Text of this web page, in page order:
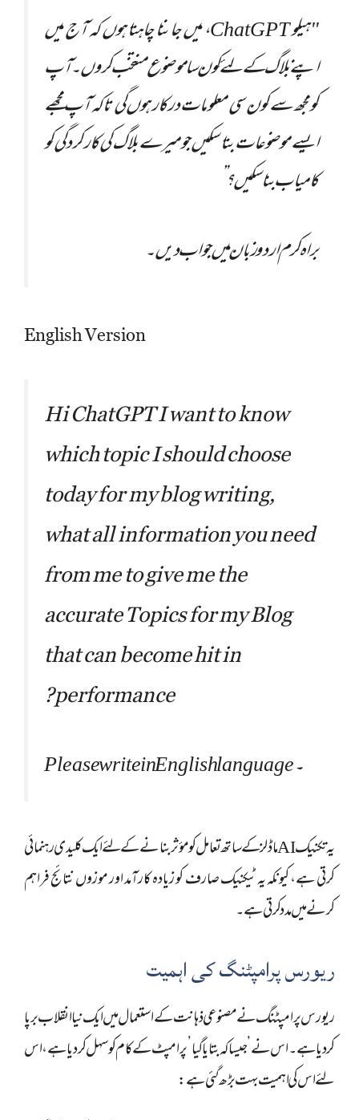
"ہیلو ChatGPT، میں جاننا چاہتا ہوں کہ آج میں
اپنے بلاگ کے لئے کون سا موضوع منتخب کروں۔ آپ
کو مجھ سے کون سی معلومات درکار ہوں گی تاکہ آپ مجھے
ایسے موضوعات بتا سکیں جو میرے بلاگ کی کارکردگی کو
کامیاب بنا سکیں؟”
براہ کرم اردو زبان میں جواب دیں۔
English Version
Hi ChatGPT I want to know
which topic I should choose
today for my blog writing,
what all information you need
from me to give me the
accurate Topics for my Blog
that can become hit in
performance?
۔Please write in English language
یہ تکنیک AI ماڈلز کے ساتھ تعامل کو مؤثر بنانے کے لئے ایک کلیدی رہنمائی
کرتی ہے، کیونکہ یہ ٹیکنیک صارف کو زیادہ کارآمد اور موزوں نتائج فراہم
کرنے میں مدد کرتی ہے۔
ریورس پرامپٹنگ کی اہمیت
ریورس پرامپٹنگ نے مصنوعی ذہانت کے استعمال میں ایک نیا انقلاب برپا
کر دیا ہے۔ اس نے’ جیسا کہ بتایا گیا’ پرامپٹ کے کام کو سہل کر دیا ہے، اس
لئے اس کی اہمیت بہت بڑھ گئی ہے: